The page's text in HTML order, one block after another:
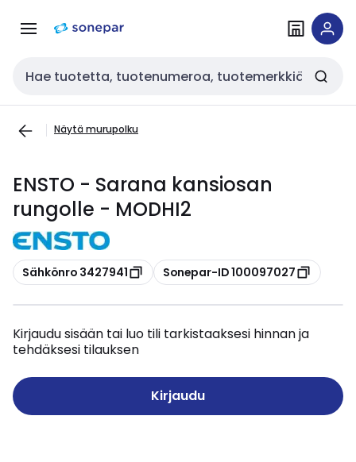
navigointiinsisältöön
Haku
Näytä murupolku
ENSTO - Sarana kansiosan
rungolle - MODHI2
Kopioi
Sähkönro 3427941 Kopioi
Sonepar-ID 100097027
Kirjaudu sisään tai luo tili tarkistaaksesi hinnan ja
tehdäksesi tilauksen
Kirjaudu